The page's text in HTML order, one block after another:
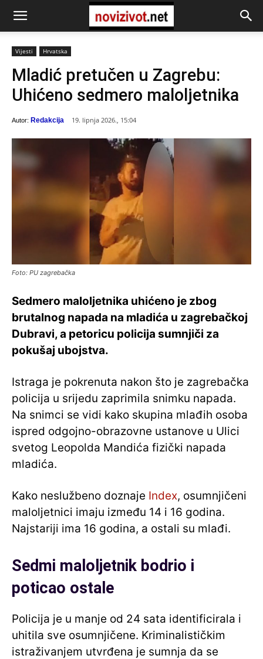
Vijesti Hrvatska
Mladić pretučen u Zagrebu:
Uhićeno sedmero maloljetnika
Autor: Redakcija 19. lipnja 2026., 15:04
Foto: PU zagrebačka
Sedmero maloljetnika uhićeno je zbog
brutalnog napada na mladića u zagrebačkoj
Dubravi, a petoricu policija sumnjiči za
pokušaj ubojstva.
Istraga je pokrenuta nakon što je zagrebačka
policija u srijedu zaprimila snimku napada.
Na snimci se vidi kako skupina mlađih osoba
ispred odgojno-obrazovne ustanove u Ulici
svetog Leopolda Mandića fizički napada
mladića.
Kako neslužbeno doznaje Index, osumnjičeni
maloljetnici imaju između 14 i 16 godina.
Najstariji ima 16 godina, a ostali su mlađi.
Sedmi maloljetnik bodrio i
poticao ostale
Policija je u manje od 24 sata identificirala i
uhitila sve osumnjičene. Kriminalističkim
istraživanjem utvrđena je sumnja da se